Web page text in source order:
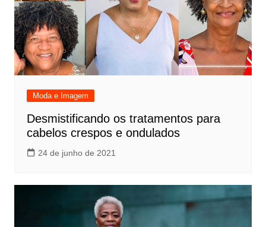
Moda e Imagem
Desmistificando os tratamentos para
cabelos crespos e ondulados
24 de junho de 2021